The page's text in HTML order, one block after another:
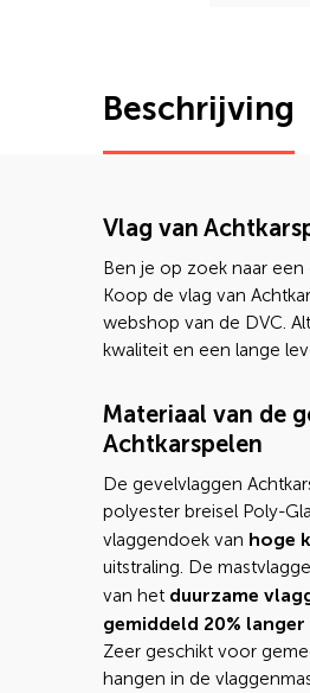
Beschrijving
Vlag van
Ben je op zoek naar
Koop de vlag van
webshop van de DVC.
kwaliteit en een lange
Materiaal van de
Achtkarspelen
De gevelvlaggen
polyester breisel Poly-
vlaggendoek van hoge
uitstraling. De
van het duurzame
gemiddeld 20% langer
Zeer geschikt voor
hangen in de